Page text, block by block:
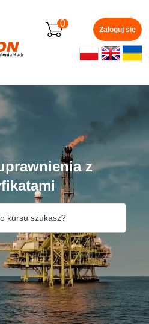
0
Zaloguj się
z
szukasz?